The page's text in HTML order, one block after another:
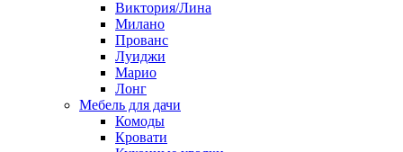
Виктория/Лина
Милано
Прованс
Луиджи
Марио
Лонг
Мебель для дачи
Комоды
Кровати